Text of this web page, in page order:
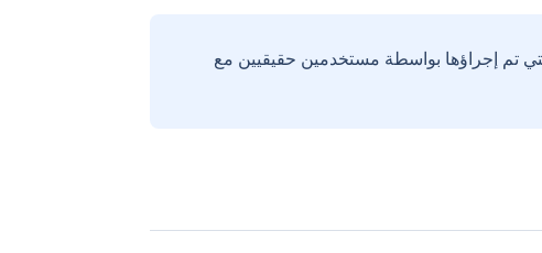
تم إجراؤها بواسطة مستخدمين حقيقيين مع